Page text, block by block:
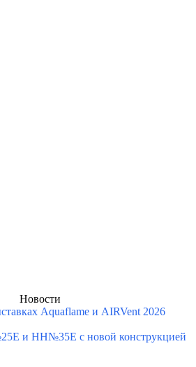
Новости
Aquaflame и AIRVent 2026
и НН№35E с новой конструкцией